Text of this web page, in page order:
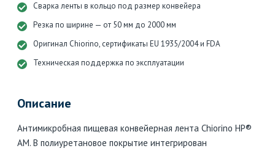
Сварка ленты в кольцо под размер конвейера
Резка по ширине — от 50 мм до 2000 мм
Оригинал Chiorino, сертификаты EU 1935/2004 и FDA
Техническая поддержка по эксплуатации
Описание
Антимикробная пищевая конвейерная лента Chiorino HP®
AM. В полиуретановое покрытие интегрирован